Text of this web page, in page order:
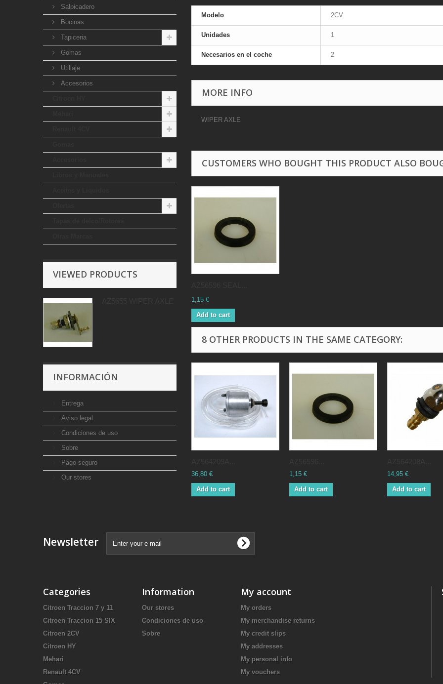
Salpicadero
Bocinas
Tapiceria
Gomas
Utillaje
Accesorios
VIEWED PRODUCTS
INFORMACIÓN
Entrega
Aviso legal
Condiciones de uso
Sobre
Pago seguro
Our stores
Modelo 2CV
Unidades 1
Necesarios en el coche 2
MORE INFO
WIPER AXLE
CUSTOMERS WHO BOUGHT THIS PRODUCT ALSO
1,15 €
Add to cart
8 OTHER PRODUCTS IN THE SAME CATEGORY:
36,80 €
Add to cart
1,15 €
Add to cart
14,95 €
Add to cart
Newsletter
Categories
Citroen Traccion 7 y 11
Citroen Traccion 15 SIX
Citroen 2CV
Citroen HY
Mehari
Renault 4CV
Information
Our stores
Condiciones de uso
Sobre
My account
My orders
My merchandise returns
My credit slips
My addresses
My personal info
My vouchers